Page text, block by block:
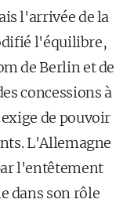
l'arrivée de la
l'équilibre,
de Berlin et de
concessions à
de pouvoir
L'Allemagne
l'entêtement
dans son rôle